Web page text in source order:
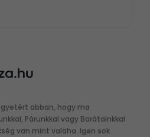
abban, hogy ma
Párunkkal vagy Barátainkkal
van mint valaha. Igen sok